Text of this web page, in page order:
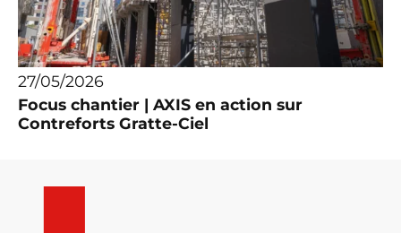
27/05/2026
Focus chantier | AXIS en action sur
Contreforts Gratte-Ciel